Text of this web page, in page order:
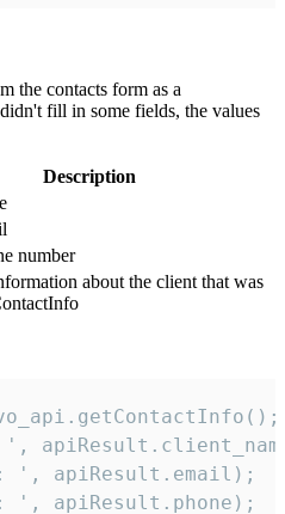
the contacts form as a
fill in some fields, the values
Description
number
about the client that was
',
', apiResult.email);
', apiResult.phone);